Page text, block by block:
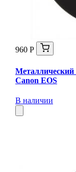
960 Р
Металлический
Canon EOS
В наличии